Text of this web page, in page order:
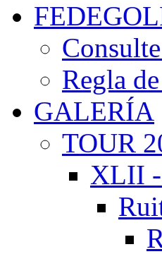
Regla
GALERÍA
TOUR
XLII